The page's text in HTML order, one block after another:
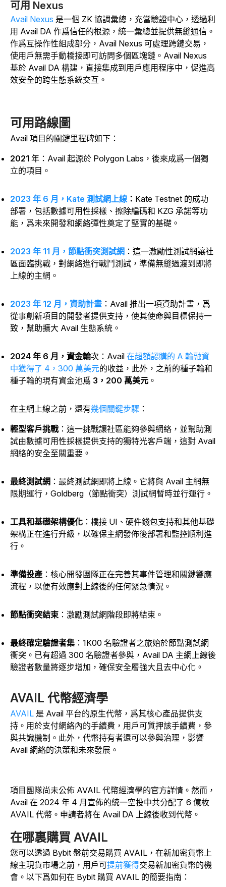
可用 Nexus
Avail Nexus 是一個 ZK 協調彙總，充當驗證中心，透過利
用 Avail DA 作爲信任的根源，統一彙總並提供無縫通信。
作爲互操作性組成部分，Avail Nexus 可處理跨鏈交易，
使用戶無需手動橋接即可訪問多個區塊鏈。Avail Nexus
基於 Avail DA 構建，直接集成到用戶應用程序中，促進高
效安全的跨生態系統交互。
可用路線圖
Avail 項目的關鍵里程碑如下：
2021 年 ：Avail 起源於 Polygon Labs，後來成爲一個獨
立的項目。
2023 年 6 月，Kate 測試網上線 ： Kate Testnet 的成功
部署，包括數據可用性採樣、擦除編碼和 KZG 承諾等功
能，爲未來開發和網絡彈性奠定了堅實的基礎。
2023 年 11 月，節點衝突測試網 ：這一激勵性測試網讓社
區面臨挑戰，對網絡進行戰鬥測試，準備無縫過渡到即將
上線的主網。
2023 年 12 月，資助計畫 ：Avail 推出一項資助計畫，爲
從事創新項目的開發者提供支持，使其使命與目標保持一
致，幫助擴大 Avail 生態系統。
2024 年 6 月，資金輪次 ：Avail 在超額認購的 A 輪融資
中獲得了 4，300 萬美元的收益，此外，之前的種子輪和
種子輪的現有資金池爲 3，200 萬美元 。
在主網上線之前，還有幾個關鍵步驟 ：
輕型客戶挑戰：這一挑戰讓社區能夠參與網絡，並幫助測
試由數據可用性採樣提供支持的獨特光客戶端，這對 Avail
網絡的安全至關重要。
最終測試網 ：最終測試網即將上線。它將與 Avail 主網無
限期運行，Goldberg（節點衝突）測試網暫時並行運行。
工具和基礎架構優化 ：橋接 UI、硬件錢包支持和其他基礎
架構正在進行升級，以確保主網發佈後部署和監控順利進
行。
準備投產 ：核心開發團隊正在完善其事件管理和關鍵響應
流程，以便有效應對上線後的任何緊急情況。
節點衝突結束：激勵測試網階段即將結束。
最終確定驗證者集 ：1K00 名驗證者之旅始於節點測試網
衝突。已有超過 300 名驗證者參與，Avail DA 主網上線後
驗證者數量將逐步增加，確保安全層強大且去中心化。
AVAIL 代幣經濟學
AVAIL 是 Avail 平台的原生代幣，爲其核心產品提供支
持。用於支付網絡內的手續費，用戶可質押該手續費，參
與共識機制。 此外，代幣持有者還可以參與治理，影響
Avail 網絡的決策和未來發展。
項目團隊尚未公佈 AVAIL 代幣經濟學的官方詳情。然而，
Avail 在 2024 年 4 月宣佈的統一空投中共分配了 6 億枚
AVAIL 代幣。 申請者將在 Avail DA 上線後收到代幣。
在哪裏購買 AVAIL
您可以透過 Bybit 盤前交易購買 AVAIL，在新加密貨幣上
線主現貨市場之前，用戶可提前獲得交易新加密貨幣的機
會。 以下爲如何在 Bybit 購買 AVAIL 的簡要指南：